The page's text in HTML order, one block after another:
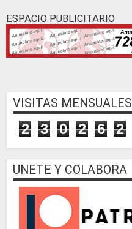
ESPACIO PUBLICITARIO
VISITAS MENSUALES
2 3 0 2 6 2
UNETE Y COLABORA